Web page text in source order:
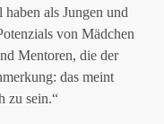
als Jungen und
von Mädchen
Mentoren, die der
das meint
zu sein.“